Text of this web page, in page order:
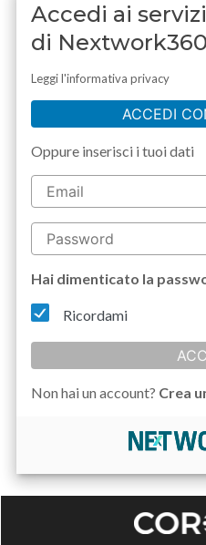
Accedi ai
di Nextwork360
Leggi l'informativa privacy
ACCEDI
Oppure inserisci i tuoi dati
Hai dimenticato la
Ricordami
Non hai un account? Crea